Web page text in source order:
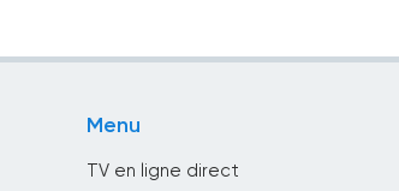
Menu
TV en ligne direct